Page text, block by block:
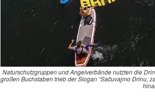
Naturschutzgruppen und Angelverbände nutzten die
großen Buchstaben trieb der Slogan “Sačuvajmo Drinu,